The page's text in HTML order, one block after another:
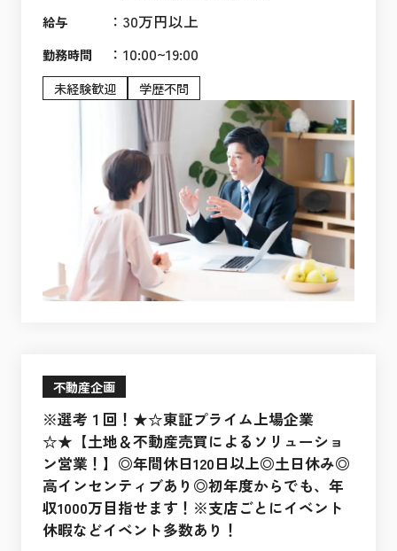
給与 ： 30万円以上
勤務時間 ： 10:00~19:00
未経験歓迎 学歴不問
不動産企画
※選考１回！★☆東証プライム上場企業
☆★【土地＆不動産売買によるソリューショ
ン営業！】◎年間休日120日以上◎土日休み◎
高インセンティブあり◎初年度からでも、年
収1000万目指せます！※支店ごとにイベント
休暇などイベント多数あり！